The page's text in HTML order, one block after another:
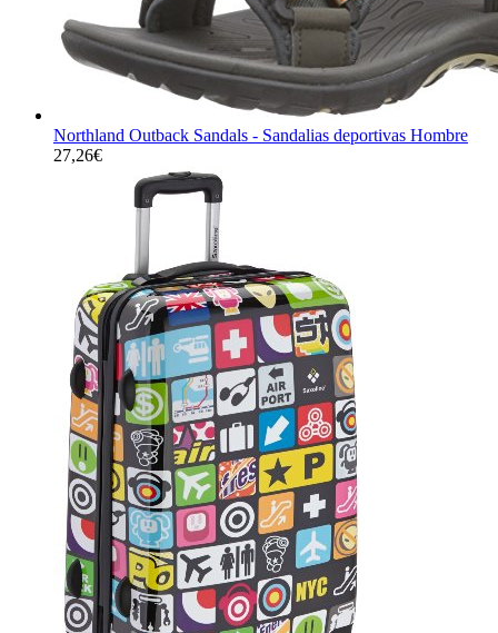
Northland Outback Sandals - Sandalias deportivas Hombre
27,26€